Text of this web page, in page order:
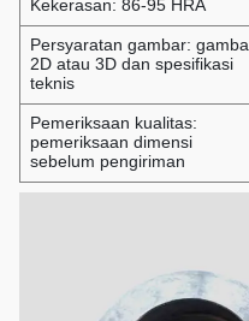
Kekerasan: 86-95 HRA
Persyaratan gambar:
2D atau 3D dan spesifikasi
teknis
Pemeriksaan kualitas:
pemeriksaan dimensi
sebelum pengiriman